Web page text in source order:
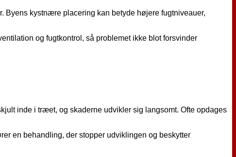
kystnære placering kan betyde højere fugtniveauer,
og fugtkontrol, så problemet ikke blot forsvinder
inde i træet, og skaderne udvikler sig langsomt. Ofte opdages
en behandling, der stopper udviklingen og beskytter